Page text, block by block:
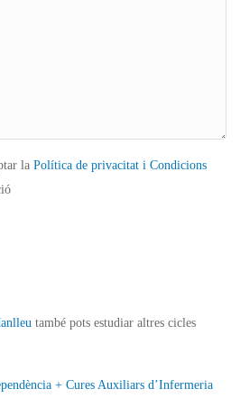
la Política de privacitat i Condicions
també pots estudiar altres cicles
+ Cures Auxiliars d’Infermeria